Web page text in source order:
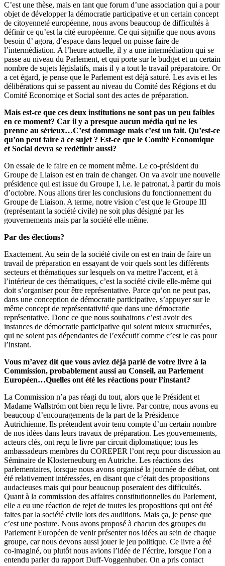
C’est une thèse, mais en tant que forum d’une association qui a pour
objet de développer la démocratie participative et un certain concept
de citoyenneté européenne, nous avons beaucoup de difficultés à
définir ce qu’est la cité européenne. Ce qui signifie que nous avons
besoin d’ agora, d’espace dans lequel on puisse faire de
l’intermédiation. A l’heure actuelle, il y a une intermédiation qui se
passe au niveau du Parlement, et qui porte sur le budget et un certain
nombre de sujets législatifs, mais il y a tout le travail préparatoire. Or
a cet égard, je pense que le Parlement est déjà saturé. Les avis et les
délibérations qui se passent au niveau du Comité des Régions et du
Comité Economiqe et Social sont des actes de préparation.
Mais est-ce que ces deux institutions ne sont pas un peu faibles
en ce moment? Car il y a presque aucun média qui ne les
prenne au sérieux…C’est dommage mais c’est un fait. Qu’est-ce
qu’on peut faire à ce sujet ? Est-ce que le Comité Economique
et Social devra se redéfinir aussi?
On essaie de le faire en ce moment même. Le co-président du
Groupe de Liaison est en train de changer. On va avoir une nouvelle
présidence qui est issue du Groupe I, i.e. le patronat, à partir du mois
d’octobre. Nous allons tirer les conclusions du fonctionnement du
Groupe de Liaison. A terme, notre vision c’est que le Groupe III
(représentant la société civile) ne soit plus désigné par les
gouvernements mais par la société elle-même.
Par des élections?
Exactement. Au sein de la société civile on est en train de faire un
travail de préparation en essayant de voir quels sont les différents
secteurs et thématiques sur lesquels on va mettre l’accent, et à
l’intérieur de ces thématiques, c’est la société civile elle-même qui
doit s’organiser pour être représentative. Parce qu’on ne peut pas,
dans une conception de démocratie participative, s’appuyer sur le
même concept de représentativité que dans une démocratie
représentative. Donc ce que nous souhaitons c’est avoir des
instances de démocratie participative qui soient mieux structurées,
qui ne soient pas dépendantes de l’exécutif comme c’est le cas pour
l’instant.
Vous m’avez dit que vous aviez déjà parlé de votre livre à la
Commission, probablement aussi au Conseil, au Parlement
Européen…Quelles ont été les réactions pour l’instant?
La Commission n’a pas réagi du tout, alors que le Président et
Madame Wallström ont bien reçu le livre. Par contre, nous avons eu
beaucoup d’encouragements de la part de la Présidence
Autrichienne. Ils prétendent avoir tenu compte d’un certain nombre
de nos idées dans leurs travaux de préparation. Les gouvernements,
acteurs clés, ont reçu le livre par circuit diplomatique; tous les
ambassadeurs membres du COREPER l’ont reçu pour discussion au
Séminaire de Klosterneuburg en Autriche. Les réactions des
parlementaires, lorsque nous avons organisé la journée de débat, ont
été relativement intéressées, en disant que c’était des propositions
audacieuses mais qui pour beaucoup poseraient des difficultés.
Quant à la commission des affaires constitutionnelles du Parlement,
elle a eu une réaction de rejet de toutes les propositions qui ont été
faites par la société civile lors des auditions. Mais ça, je pense que
c’est une posture. Nous avons proposé à chacun des groupes du
Parlement Européen de venir présenter nos idées au sein de chaque
groupe, car nous devons aussi jouer le jeu politique. Ce livre a été
co-imaginé, ou plutôt nous avions l’idée de l’écrire, lorsque l’on a
entendu parler du rapport Duff-Voggenhuber. On a pris contact